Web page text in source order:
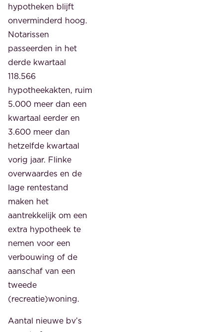
hypotheken blijft
onverminderd hoog.
Notarissen
passeerden in het
derde kwartaal
118.566
hypotheekakten, ruim
5.000 meer dan een
kwartaal eerder en
3.600 meer dan
hetzelfde kwartaal
vorig jaar. Flinke
overwaardes en de
lage rentestand
maken het
aantrekkelijk om een
extra hypotheek te
nemen voor een
verbouwing of de
aanschaf van een
tweede
(recreatie)woning.
Aantal nieuwe bv’s